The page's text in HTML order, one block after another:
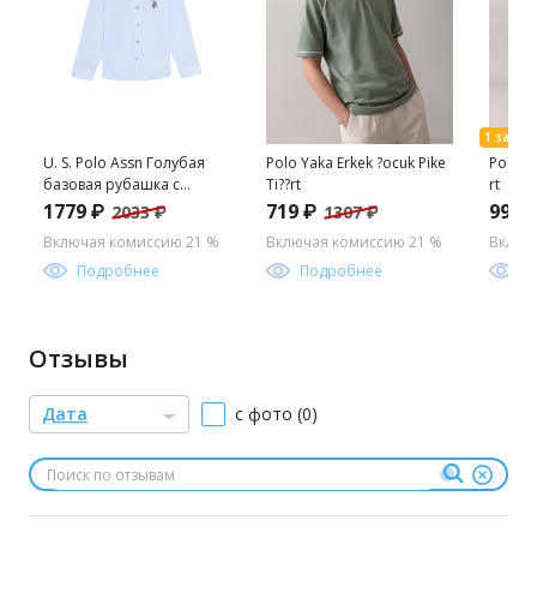
U. S. Polo Assn Голубая
базовая рубашка с
длинным рукавом для
1779 ₽ 2033 ₽
Включая комиссию 21 %
Подробнее
Polo Yaka Erkek ?ocuk Pike
Ti??rt
719 ₽ 1307 ₽
Включая комиссию 21 %
Подробнее
Polo
rt
998
Отзывы
Дата с фото (0)